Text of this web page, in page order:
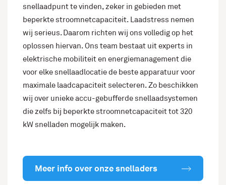
snellaadpunt te vinden, zeker in gebieden met
beperkte stroomnetcapaciteit. Laadstress nemen
wij serieus. Daarom richten wij ons volledig op het
oplossen hiervan. Ons team bestaat uit experts in
elektrische mobiliteit en energiemanagement die
voor elke snellaadlocatie de beste apparatuur voor
maximale laadcapaciteit selecteren. Zo beschikken
wij over unieke accu-gebufferde snellaadsystemen
die zelfs bij beperkte stroomnetcapaciteit tot 320
kW snelladen mogelijk maken.
Meer info over onze snelladers